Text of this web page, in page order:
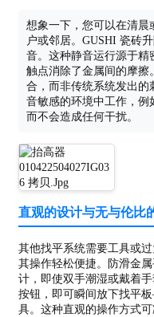
想象一下，您可以在清晨
户或邻居。GUSHI 瓷砖
音。这种静音运行源于精
触点消除了金属间的摩擦
合，而非传统系统发出的
音敏感的环境中工作，例
而不会造成任何干扰。
直观的设计与无与伦比
其他找平系统需要工具或
其操作轻松便捷。防滑金
计，即使双手潮湿或戴着
按钮，即可瞬间放下找平
具。这种直观的操作方式